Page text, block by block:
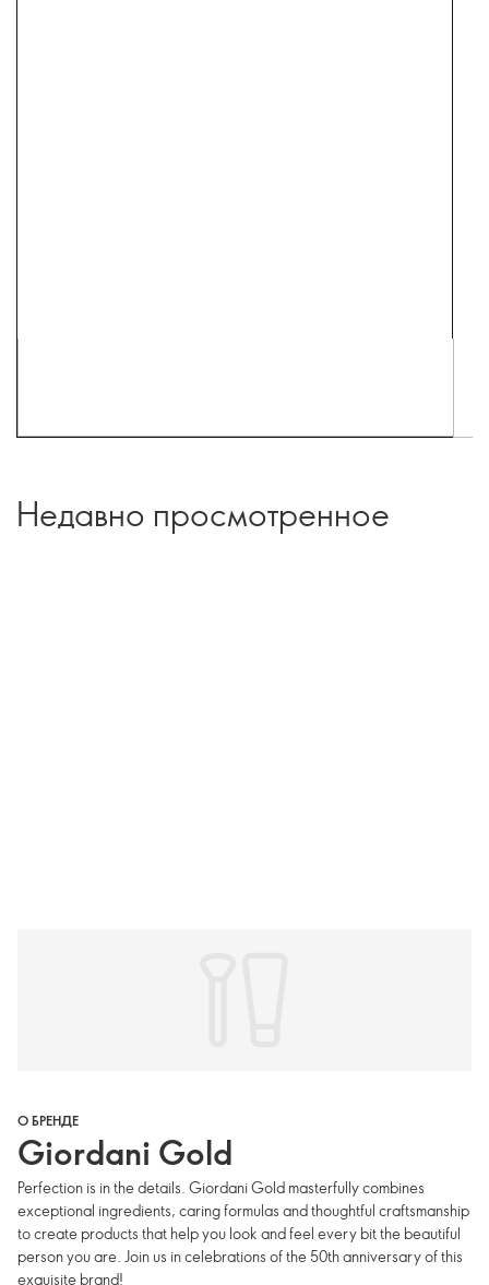
Недавно просмотренное
О БРЕНДЕ
Giordani Gold
Perfection is in the details. Giordani Gold masterfully combines
exceptional ingredients, caring formulas and thoughtful craftsmanship
to create products that help you look and feel every bit the beautiful
person you are. Join us in celebrations of the 50th anniversary of this
exquisite brand!